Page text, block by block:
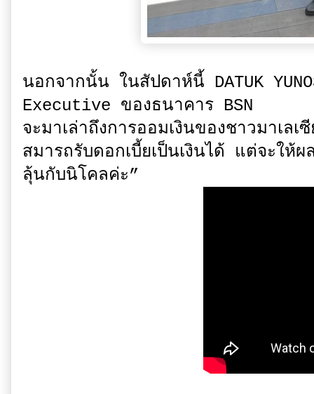
นอกจากนั้น ในสัปดาห์นี้ DATUK
Executive ของธนาคาร BSN
จะมาเล่าถึงการออมเงินของชาวมาเ
สมารถรับดอกเบี้ยเป็นเงินได้ แต่จะใ
ลุ้นกับนิโคลค่ะ”